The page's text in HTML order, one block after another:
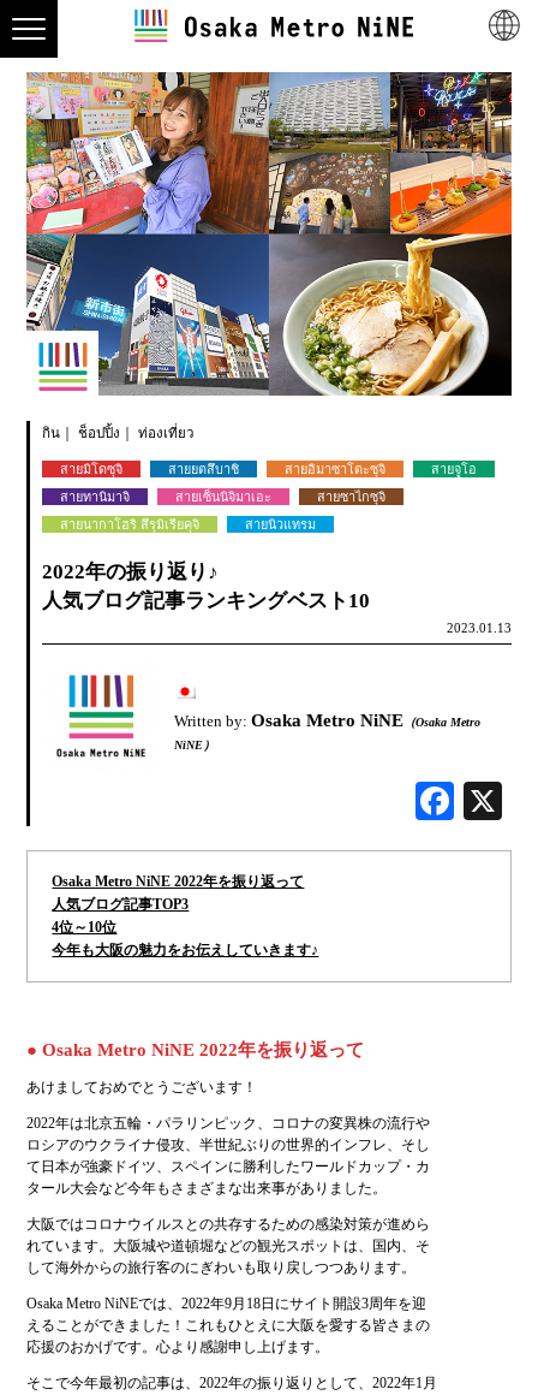
กิน ช็อปปิ้ง ท่องเที่ยว
สายมิโดซุจิ สายยตสึบาชิ สายอิมาซาโตะซุจิ
สายจูโอ
สายทานิมาจิ
สายเซ็นนิจิมาเอะ
สายซาไกซุจิ
สายนากาโฮริ สึรุมิเรียคุจิ
สายนิวแทรม
2022年の振り返り♪
人気ブログ記事ランキングベスト10
2023.01.13
Written by: Osaka Metro NiNE（Osaka Metro
NiNE）
Osaka Metro NiNE 2022年を振り返って
人気ブログ記事TOP3
4位～10位
今年も大阪の魅力をお伝えしていきます♪
● Osaka Metro NiNE 2022年を振り返って
あけましておめでとうございます！
2022年は北京五輪・パラリンピック、コロナの変異株の流行や
ロシアのウクライナ侵攻、半世紀ぶりの世界的インフレ、そし
て日本が強豪ドイツ、スペインに勝利したワールドカップ・カ
タール大会など今年もさまざまな出来事がありました。
大阪ではコロナウイルスとの共存するための感染対策が進めら
れています。大阪城や道頓堀などの観光スポットは、国内、そ
して海外からの旅行客のにぎわいも取り戻しつつあります。
Osaka Metro NiNEでは、2022年9月18日にサイト開設3周年を迎
えることができました！これもひとえに大阪を愛する皆さまの
応援のおかげです。心より感謝申し上げます。
そこで今年最初の記事は、2022年の振り返りとして、2022年1月